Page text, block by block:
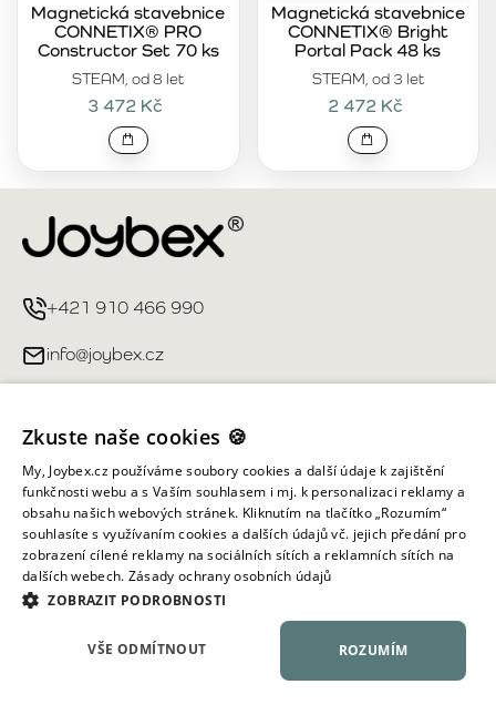
STEAM, od 8 let
Magnetická stavebnice
CONNETIX® PRO
Constructor Set 70 ks
3 472 Kč
STEAM, od 3 let
Magnetická stavebnice
CONNETIX® Bright
Portal Pack 48 ks
2 472 Kč
+421 910 466 990
info@joybex.cz
Můj účet
Informace obchodu
Všechna práva vyhrazena ©
Zkuste naše cookies 🍪
My, Joybex.cz používáme soubory cookies a další údaje k zajištění
funkčnosti webu a s Vaším souhlasem i mj. k personalizaci reklamy a
obsahu našich webových stránek. Kliknutím na tlačítko „Rozumím“
souhlasíte s využívaním cookies a dalších údajů vč. jejich předání pro
zobrazení cílené reklamy na sociálních sítích a reklamních sítích na
dalších webech. Zásady ochrany osobních údajů
ZOBRAZIT PODROBNOSTI
ROZUMÍM
VŠE ODMÍTNOUT